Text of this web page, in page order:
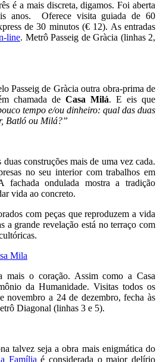
é a mais discreta, digamos. Foi aberta
anos. Oferece visita guiada de 60
de 30 minutos (€ 12). As entradas
line. Metrô Passeig de Gràcia (linhas 2,
Passeig de Gràcia outra obra-prima de
chamada de Casa Milá. E eis que
tempo e/ou dinheiro: qual das duas
Batló ou Milá?”
construções mais de uma vez cada.
no seu interior com trabalhos em
fachada ondulada mostra a tradição
vida ao concreto.
com peças que reproduzem a vida
a grande revelação está no terraço com
mais o coração. Assim como a Casa
da Humanidade. Visitas todos os
novembro a 24 de dezembro, fecha às
Diagonal (linhas 3 e 5).
talvez seja a obra mais enigmática do
Família é considerada o maior delírio